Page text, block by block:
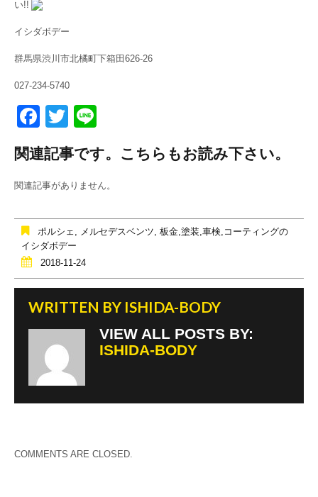
い!!
イシダボデー
群馬県渋川市北橘町下箱田626-26
027-234-5740
F
a
c
e
o
o
k
T
tt
er
e
関連記事です。こちらもお読み下さい。
関連記事がありません。
ポルシェ , メルセデスベンツ, 板金,塗装,車検,コーティングの
イシダボデー
2018-11-24
WRITTEN BY ISHIDA-BODY
VIEW ALL POSTS BY:
ISHIDA-BODY
COMMENTS ARE CLOSED.